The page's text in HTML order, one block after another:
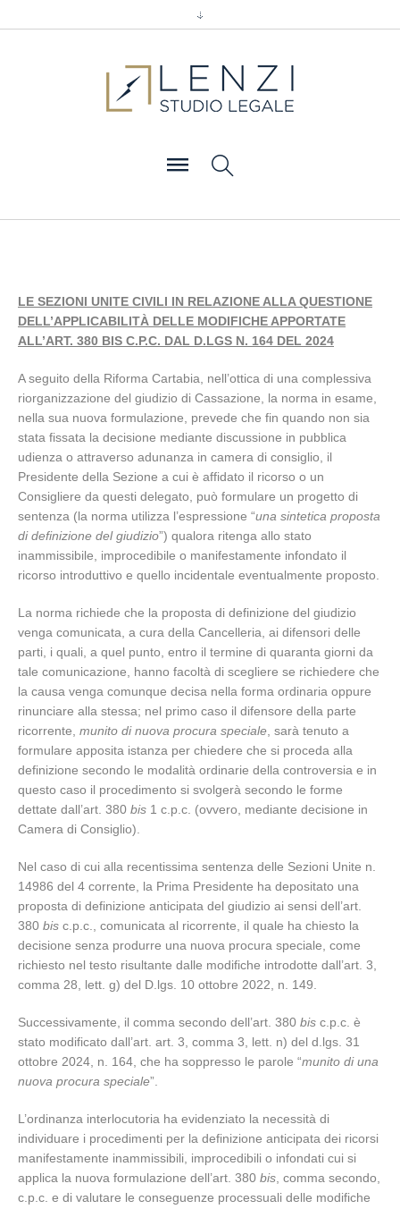
LE SEZIONI UNITE CIVILI IN RELAZIONE ALLA QUESTIONE
DELL’APPLICABILITÀ DELLE MODIFICHE APPORTATE
ALL’ART. 380 BIS C.P.C. DAL D.LGS N. 164 DEL 2024
A seguito della Riforma Cartabia, nell’ottica di una complessiva
riorganizzazione del giudizio di Cassazione, la norma in esame,
nella sua nuova formulazione, prevede che fin quando non sia
stata fissata la decisione mediante discussione in pubblica
udienza o attraverso adunanza in camera di consiglio, il
Presidente della Sezione a cui è affidato il ricorso o un
Consigliere da questi delegato, può formulare un progetto di
sentenza (la norma utilizza l’espressione “una sintetica proposta
di definizione del giudizio”) qualora ritenga allo stato
inammissibile, improcedibile o manifestamente infondato il
ricorso introduttivo e quello incidentale eventualmente proposto.
La norma richiede che la proposta di definizione del giudizio
venga comunicata, a cura della Cancelleria, ai difensori delle
parti, i quali, a quel punto, entro il termine di quaranta giorni da
tale comunicazione, hanno facoltà di scegliere se richiedere che
la causa venga comunque decisa nella forma ordinaria oppure
rinunciare alla stessa; nel primo caso il difensore della parte
ricorrente, munito di nuova procura speciale , sarà tenuto a
formulare apposita istanza per chiedere che si proceda alla
definizione secondo le modalità ordinarie della controversia e in
questo caso il procedimento si svolgerà secondo le forme
dettate dall’art. 380 bis 1 c.p.c. (ovvero, mediante decisione in
Camera di Consiglio).
Nel caso di cui alla recentissima sentenza delle Sezioni Unite n.
14986 del 4 corrente, la Prima Presidente ha depositato una
proposta di definizione anticipata del giudizio ai sensi dell’art.
380 bis c.p.c., comunicata al ricorrente, il quale ha chiesto la
decisione senza produrre una nuova procura speciale, come
richiesto nel testo risultante dalle modifiche introdotte dall’art. 3,
comma 28, lett. g) del D.lgs. 10 ottobre 2022, n. 149.
Successivamente, il comma secondo dell’art. 380 bis c.p.c. è
stato modificato dall’art. art. 3, comma 3, lett. n) del d.lgs. 31
ottobre 2024, n. 164, che ha soppresso le parole “munito di una
nuova procura speciale”.
L’ordinanza interlocutoria ha evidenziato la necessità di
individuare i procedimenti per la definizione anticipata dei ricorsi
manifestamente inammissibili, improcedibili o infondati cui si
applica la nuova formulazione dell’art. 380 bis , comma secondo,
c.p.c. e di valutare le conseguenze processuali delle modifiche